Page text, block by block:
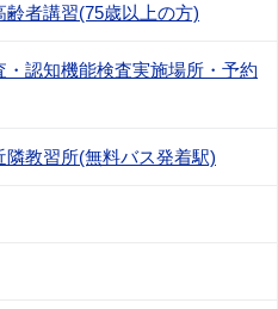
者講習(75歳以上の方)
認知機能検査実施場所・予約
教習所(無料バス発着駅)